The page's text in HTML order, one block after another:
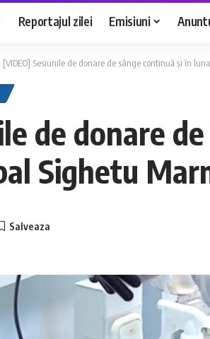
Reportajul zilei Emisiuni
[VIDEO] Sesiunile de donare de sânge continuă și în
de donare
Sighetu